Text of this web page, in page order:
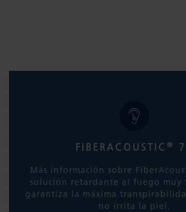
FIBERACOUSTIC ®
Más información sobre
solución retardante al fuego muy
garantiza la máxima
no irrita la piel.